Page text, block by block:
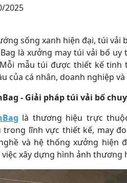
2025
sống xanh hiện đại, túi
là xưởng may túi vải bố
mẫu túi được thiết kế
của cá nhân, doanh nghiệp
- Giải pháp túi vải bố
là thương hiệu trực
trong lĩnh vực thiết kế, may
và hệ thống xưởng hiện
xây dựng hình ảnh thương